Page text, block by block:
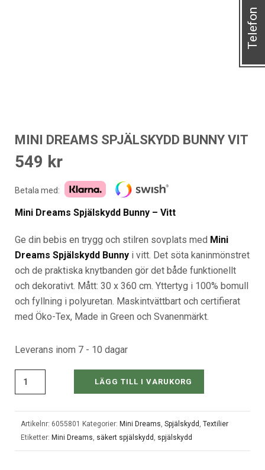
MINI DREAMS SPJÄLSKYDD BUNNY VIT
549 kr
Betala med:
Mini Dreams Spjälskydd Bunny – Vitt
Ge din bebis en trygg och stilren sovplats med Mini
Dreams Spjälskydd Bunny i vitt. Det söta kaninmönstret
och de praktiska knytbanden gör det både funktionellt
och dekorativt. Mått: 30 x 360 cm. Yttertyg i 100% bomull
och fyllning i polyuretan. Maskintvättbart och certifierat
med Öko-Tex, Made in Green och Svanenmärkt.
Leverans inom 7 - 10 dagar
LÄGG TILL I VARUKORG
Artikelnr: 6055801 Kategorier: Mini Dreams, Spjälskydd , Textilier
Etiketter: Mini Dreams, säkert spjälskydd , spjälskydd
Telefon